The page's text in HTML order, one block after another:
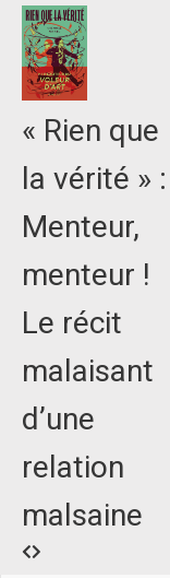
« Rien que
la vérité » :
Menteur,
menteur !
Le récit
malaisant
d’une
relation
malsaine